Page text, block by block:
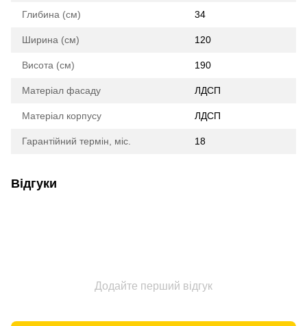
Глибина (см) 34
Ширина (см) 120
Висота (см) 190
Матеріал фасаду ЛДСП
Матеріал корпусу ЛДСП
Гарантійний термін, міс. 18
Відгуки
Додайте перший відгук